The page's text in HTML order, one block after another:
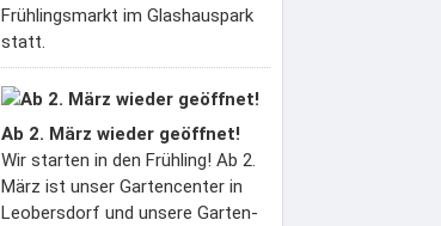
Frühlingsmarkt im Glashauspark
statt.
Ab 2. März wieder geöffnet!
Wir starten in den Frühling! Ab 2.
März ist unser Gartencenter in
Leobersdorf und unsere Garten-